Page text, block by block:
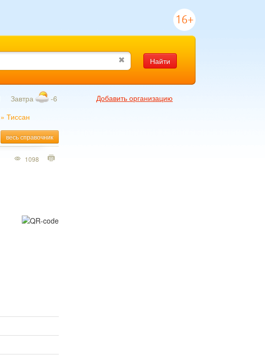
16+
Найти
Завтра -6
Добавить организацию
» Тиссан
весь справочник
1098